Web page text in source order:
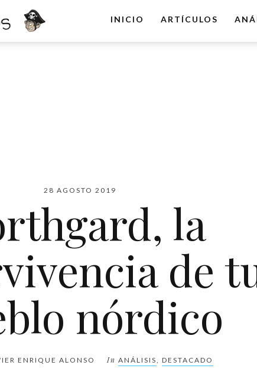
INICIO ARTÍCULOS
28 AGOSTO 2019
la
de
nórdico
ENRIQUE ALONSO In ANÁLISIS DESTACADO